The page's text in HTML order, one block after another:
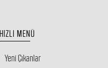
HIZLI MENÜ
Yeni Çıkanlar